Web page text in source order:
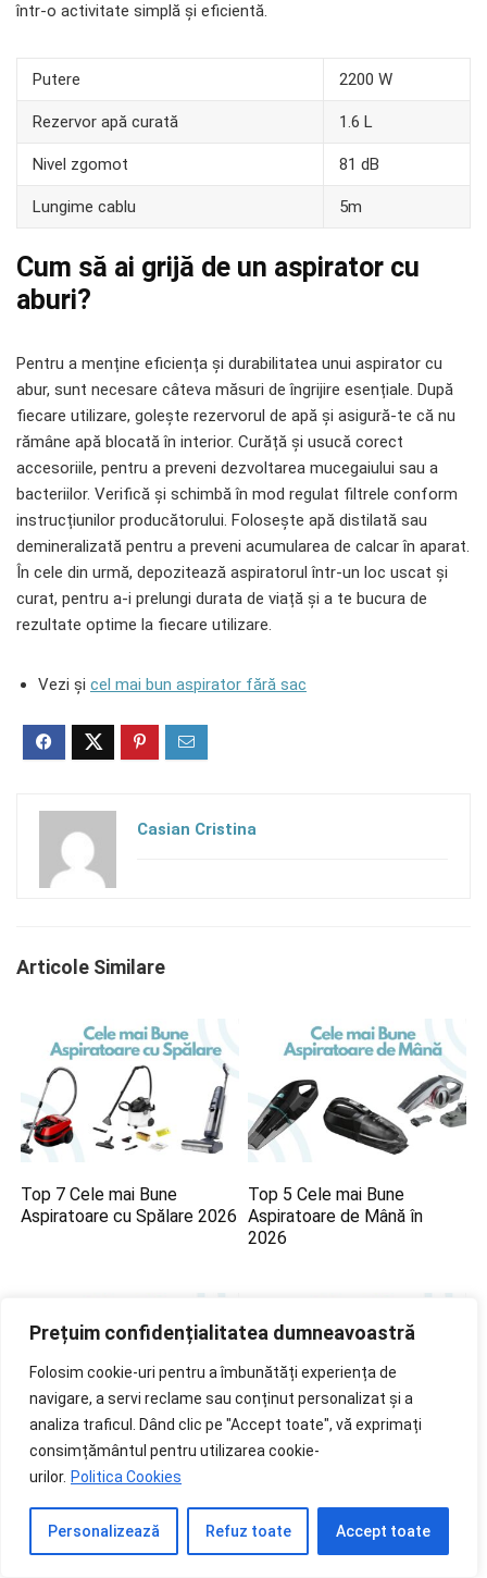
Prețuim confidențialitatea dumneavoastră
Folosim cookie-uri pentru a îmbunătăți experiența de
navigare, a servi reclame sau conținut personalizat și a
analiza traficul. Dând clic pe "Accept toate", vă exprimați
consimțământul pentru utilizarea cookie-
urilor. Politica Cookies
Personalizează Refuz toate Accept toate
într-o activitate simplă și eficientă.
Putere 2200 W
Rezervor apă curată 1.6 L
Nivel zgomot 81 dB
Lungime cablu 5m
Cum să ai grijă de un aspirator cu
aburi?
Pentru a menține eficiența și durabilitatea unui aspirator cu
abur, sunt necesare câteva măsuri de îngrijire esențiale. După
fiecare utilizare, golește rezervorul de apă și asigură-te că nu
rămâne apă blocată în interior. Curăță și usucă corect
accesoriile, pentru a preveni dezvoltarea mucegaiului sau a
bacteriilor. Verifică și schimbă în mod regulat filtrele conform
instrucțiunilor producătorului. Folosește apă distilată sau
demineralizată pentru a preveni acumularea de calcar în aparat.
În cele din urmă, depozitează aspiratorul într-un loc uscat și
curat, pentru a-i prelungi durata de viață și a te bucura de
rezultate optime la fiecare utilizare.
Vezi și cel mai bun aspirator fără sac
Casian Cristina
Articole Similare
Top 7 Cele mai Bune
Aspiratoare cu Spălare 2026
Top 5 Cele mai Bune
Aspiratoare de Mână în
2026
Top 7 Cele mai Bune
Aspiratoare cu Sac 2026